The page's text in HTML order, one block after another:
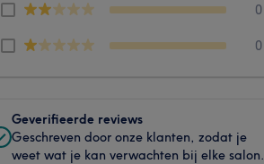
0
0
Geverifieerde reviews
Geschreven door onze klanten, zodat je
weet wat je kan verwachten bij elke salon.